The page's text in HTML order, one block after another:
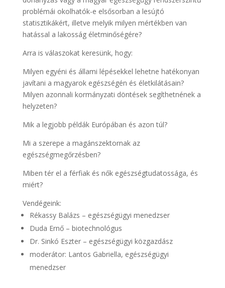
problémái okolhatók-e elsősorban a lesújtó
statisztikákért, illetve melyik milyen mértékben van
hatással a lakosság életminőségére?
Arra is válaszokat keresünk, hogy:
Milyen egyéni és állami lépésekkel lehetne hatékonyan
javítani a magyarok egészségén és életkilátásain?
Milyen azonnali kormányzati döntések segíthetnének a
helyzeten?
Mik a legjobb példák Európában és azon túl?
Mi a szerepe a magánszektornak az
egészségmegőrzésben?
Miben tér el a férfiak és nők egészségtudatossága, és
miért?
Vendégeink:
Rékassy Balázs – egészségügyi menedzser
Duda Ernő – biotechnológus
Dr. Sinkó Eszter – egészségügyi közgazdász
moderátor: Lantos Gabriella, egészségügyi
menedzser